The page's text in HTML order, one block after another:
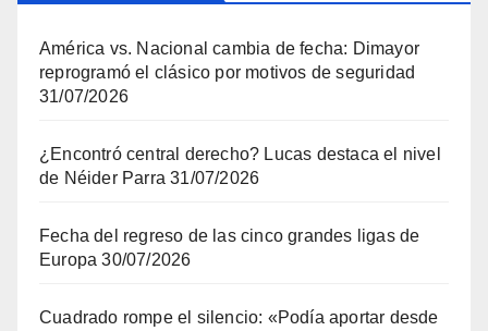
América vs. Nacional cambia de fecha: Dimayor
reprogramó el clásico por motivos de seguridad
31/07/2026
¿Encontró central derecho? Lucas destaca el nivel
de Néider Parra 31/07/2026
Fecha del regreso de las cinco grandes ligas de
Europa 30/07/2026
Cuadrado rompe el silencio: «Podía aportar desde